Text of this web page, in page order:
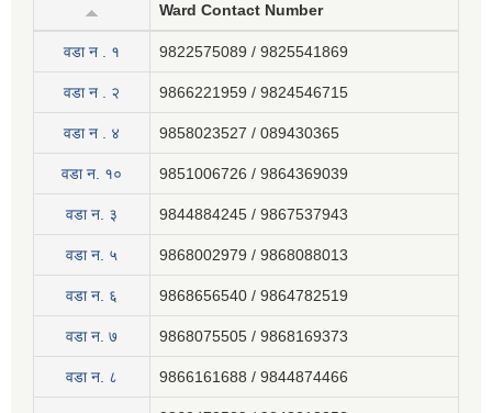
Ward Contact Number
वडा न . १ 9822575089 / 9825541869
वडा न . २ 9866221959 / 9824546715
वडा न . ४ 9858023527 / 089430365
वडा न. १० 9851006726 / 9864369039
वडा न. ३ 9844884245 / 9867537943
वडा न. ५ 9868002979 / 9868088013
वडा न. ६ 9868656540 / 9864782519
वडा न. ७ 9868075505 / 9868169373
वडा न. ८ 9866161688 / 9844874466